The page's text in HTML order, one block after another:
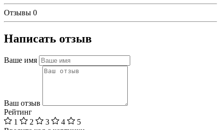
Отзывы 0
Написать отзыв
Ваше имя
Ваш отзыв
Рейтинг
1
2 3 4
5